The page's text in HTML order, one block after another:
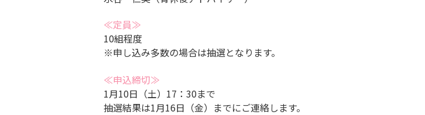
≪定員≫
10組程度
※申し込み多数の場合は抽選となります。
≪申込締切≫
1月10日（土）17：30まで
抽選結果は1月16日（金）までにご連絡します。